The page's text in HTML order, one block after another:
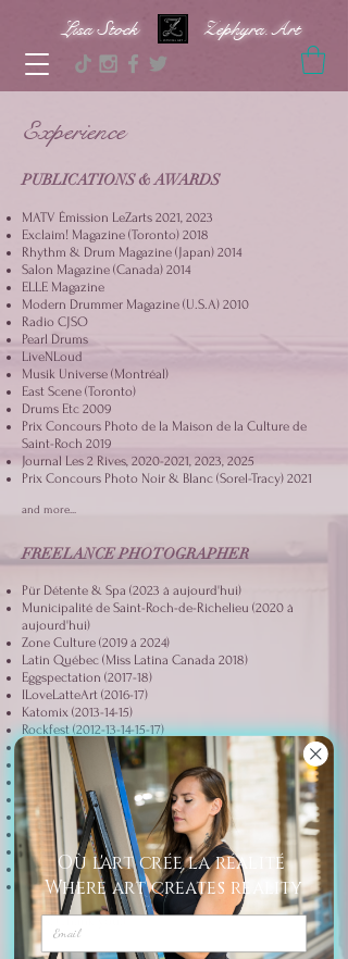
Lisa Stock Zephyra.Art
Experience
PUBLICATIONS & AWARDS
MATV Émission LeZarts 2021, 2023
Exclaim! Magazine (Toronto) 2018
Rhythm & Drum Magazine (Japan) 2014
Salon Magazine (Canada) 2014
ELLE Magazine
Modern Drummer Magazine (U.S.A) 2010
Radio CJSO
Pearl Drums
LiveNLoud
Musik Universe (Montréal)
East Scene (Toronto)
Drums Etc 2009
Prix Concours Photo de la Maison de la Culture de
Saint-Roch 2019
Journal Les 2 Rives, 2020-2021, 2023, 2025
Prix Concours Photo Noir & Blanc (Sorel-Tracy) 2021
and more...
FREELANCE PHOTOGRAPHER
Pür Détente & Spa (2023 à aujourd'hui)
Municipalité de Saint-Roch-de-Richelieu (2020 à
aujourd'hui)
Zone Culture (2019 à 2024)
Latin Québec (Miss Latina Canada 2018)
Eggspectation (2017-18)
ILoveLatteArt (2016-17)
Katomix (2013-14-15)
Rockfest(2012-13-14-15-17)
Drum Fest (2009-12)
Ultimate Drum Camp(2011-12-13-15-17)
Jam Industries (2009 à 2015)
Optilase Canada (2008 à 2018)
Miss Canada (2010)
Miss Latina (2009-10)
Foto Plus (2009-10)
Studio T (Thrace)(2009-10-12)
And many more fascinating artists, models, musicians
and friends whom I've worked with throughout the
Où l'art crée la réalité
Where art creates reality